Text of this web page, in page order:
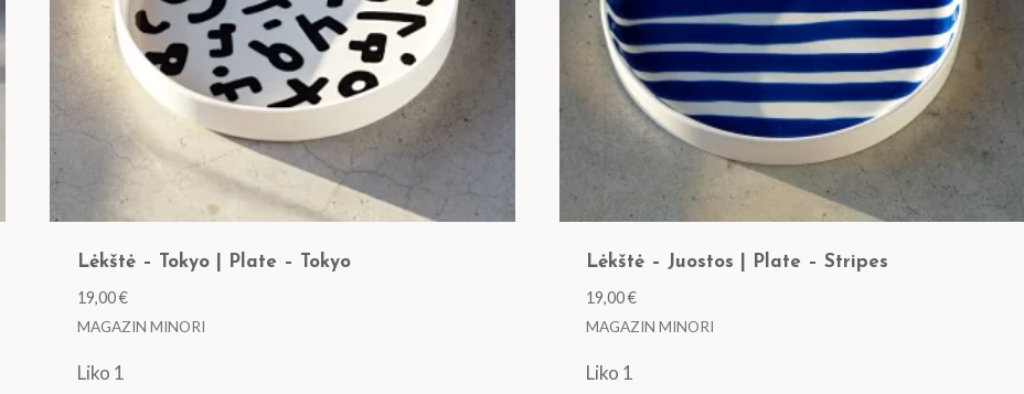
Lėkštė – Tokyo | Plate – Tokyo
19,00€
MAGAZIN MINORI
Liko 1
Lėkštė – Juostos | Plate – Stripes
19,00€
MAGAZIN MINORI
Liko 1